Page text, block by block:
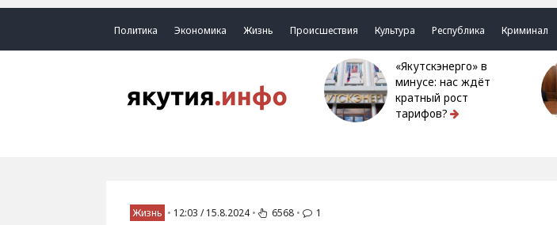
Политика Экономика Жизнь Происшествия Культура Республика Криминал
«Якутскэнерго» в
минусе: нас ждёт
кратный рост
тарифов?
Жизнь • 12:03 / 15.8.2024 • 6568 • 1